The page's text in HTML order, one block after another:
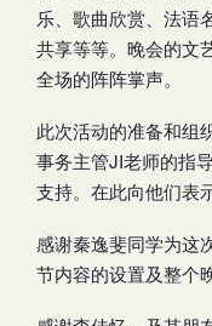
乐、歌曲欣赏、法语
共享等等。晚会的文
全场的阵阵掌声。
此次活动的准备和组
事务主管JI老师的指
支持。在此向他们表
感谢秦逸斐同学为这
节内容的设置及整个